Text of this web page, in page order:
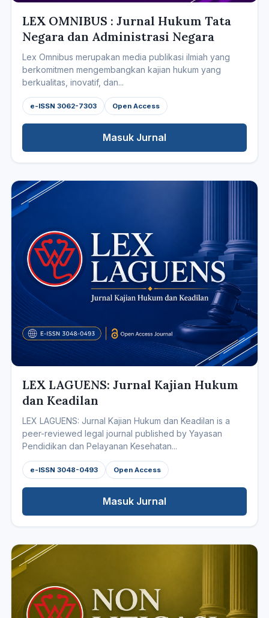
LEX OMNIBUS : Jurnal Hukum Tata
Negara dan Administrasi Negara
Lex Omnibus merupakan media publikasi ilmiah yang
berkomitmen mengembangkan kajian hukum yang
berkualitas, inovatif, dan...
e-ISSN 3062-7303 Open Access
Masuk Jurnal
LEX LAGUENS: Jurnal Kajian Hukum
dan Keadilan
LEX LAGUENS: Jurnal Kajian Hukum dan Keadilan is a
peer-reviewed legal journal published by Yayasan
Pendidikan dan Pelayanan Kesehatan...
e-ISSN 3048-0493 Open Access
Masuk Jurnal